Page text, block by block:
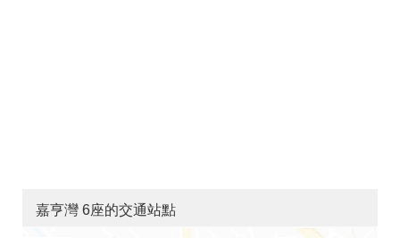
嘉亨灣 6座的交通站點